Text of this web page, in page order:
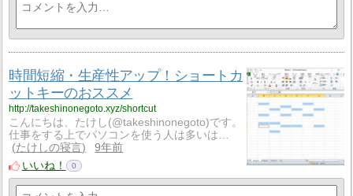
時間短縮・生産性アップ！ショートカ
ットキーのおススメ
http://takeshinonegoto.xyz/shortcut
こんにちは、たけし(@takeshinonegoto)です。
仕事をする上でパソコンを使う人は多いは…
たけしの寝言
9年前
いいね！
0